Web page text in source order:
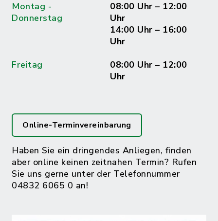
Montag -
Donnerstag
08:00 Uhr – 12:00
Uhr
14:00 Uhr – 16:00
Uhr
Freitag
08:00 Uhr – 12:00
Uhr
Online-Terminvereinbarung
Haben Sie ein dringendes Anliegen, finden
aber online keinen zeitnahen Termin? Rufen
Sie uns gerne unter der Telefonnummer
04832 6065 0 an!